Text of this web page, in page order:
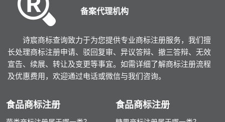
备案代理机构
诗宸商标查询致力于为您提供专业商标注册服务，我们擅
长处理商标注册申请、驳回复审、异议答辩、撤三答辩、无效
宣告、续展、转让及变更等事宜。如需详细了解商标注册流程
及优惠费用，欢迎通过电话或微信与我们咨询。
食品商标注册 食品商标注册